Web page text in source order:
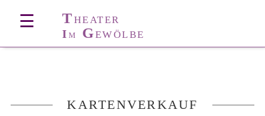
☰ THEATER
I M GEWÖLBE
KARTENVERKAUF